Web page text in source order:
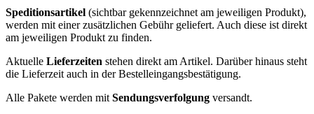
Speditionsartikel (sichtbar gekennzeichnet am jeweiligen Produkt),
werden mit einer zusätzlichen Gebühr geliefert. Auch diese ist direkt
am jeweiligen Produkt zu finden.
Aktuelle Lieferzeiten stehen direkt am Artikel. Darüber hinaus steht
die Lieferzeit auch in der Bestelleingangsbestätigung.
Alle Pakete werden mit Sendungsverfolgung versandt.